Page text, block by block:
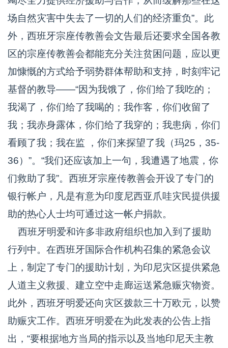
场自然灾害中失去了一切的人们的经济重负”。此
外，西班牙宗座传教善会文告最后还要求全国各教
区的宗座传教善会都能充分关注贫困问题，应以更
加慷慨的方式给予弱势群体帮助和支持，时刻牢记
基督的教导——“因为我饿了，你们给了我吃的；
我渴了，你们给了我喝的；我作客，你们收留了
我；我赤身露体，你们给了我穿的；我患病，你们
看顾了我；我在监 ，你们来探望了我（玛25，35-
36）”。“我们还应该加上一句，我遭遇了地震，你
们救助了我”。西班牙宗座传教善会开设了专门的
银行帐户，凡是有意为印度尼西亚爪哇灾民提供援
助的热心人士均可通过这一帐户捐款。
西班牙明爱和许多非政府组织也加入到了援助
行列中。在西班牙国际合作机构召集的紧急会议
上，制定了专门的援助计划，为印尼灾区提供紧急
人道主义救援、建立空中走廊运送紧急赈灾物资。
此外，西班牙明爱还向灾区拨款三十万欧元，以赞
助赈灾工作。西班牙明爱在为此发表的公告上指
出，“要根据地方当局的指示以及当地印尼天主教